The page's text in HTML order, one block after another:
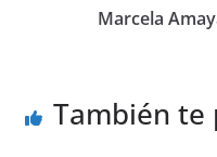
o p g
Marcela
También te